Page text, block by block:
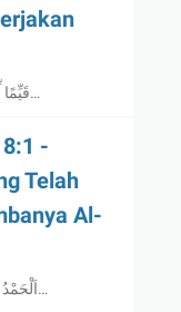
Al-Qur'an surah Al-Kahf ayat 2 قَيِّمًا لِّيُنْذِرَ بَأ…
-
Telah
Al-
Al-Qur'an surah Al-Kahf ayat 1 اَلْحَمْدُ لِلّٰهِ الَّذ…